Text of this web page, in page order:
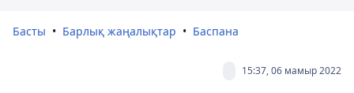
Басты Барлық жаңалықтар Баспана
15:37, 06 мамыр 2022